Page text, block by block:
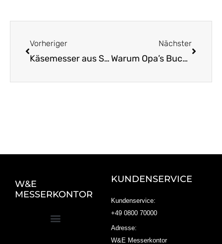
Vorheriger
Käsemesser aus Solingen: Ein Muss für Käsefans
Nächster
Warum Opa’s Buckelsmesser zeitlos beliebt ist
W&E
MESSERKONTOR
KUNDENSERVICE
Kundenservice:
+49 0800 70000
Adresse:
W&E Messerkontor